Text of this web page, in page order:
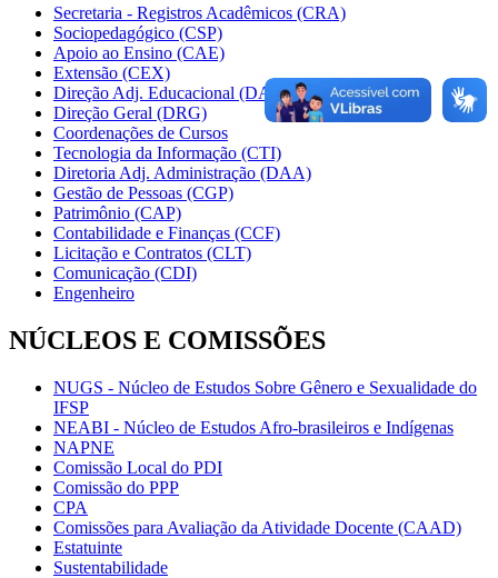
Secretaria - Registros Acadêmicos (CRA)
Sociopedagógico (CSP)
Apoio ao Ensino (CAE)
Extensão (CEX)
Direção Adj. Educacional (DAE)
Direção Geral (DRG)
Coordenações de Cursos
Tecnologia da Informação (CTI)
Diretoria Adj. Administração (DAA)
Gestão de Pessoas (CGP)
Patrimônio (CAP)
Contabilidade e Finanças (CCF)
Licitação e Contratos (CLT)
Comunicação (CDI)
Engenheiro
NÚCLEOS E COMISSÕES
NUGS - Núcleo de Estudos Sobre Gênero e Sexualidade do
IFSP
NEABI - Núcleo de Estudos Afro-brasileiros e Indígenas
NAPNE
Comissão Local do PDI
Comissão do PPP
CPA
Comissões para Avaliação da Atividade Docente (CAAD)
Estatuinte
Sustentabilidade